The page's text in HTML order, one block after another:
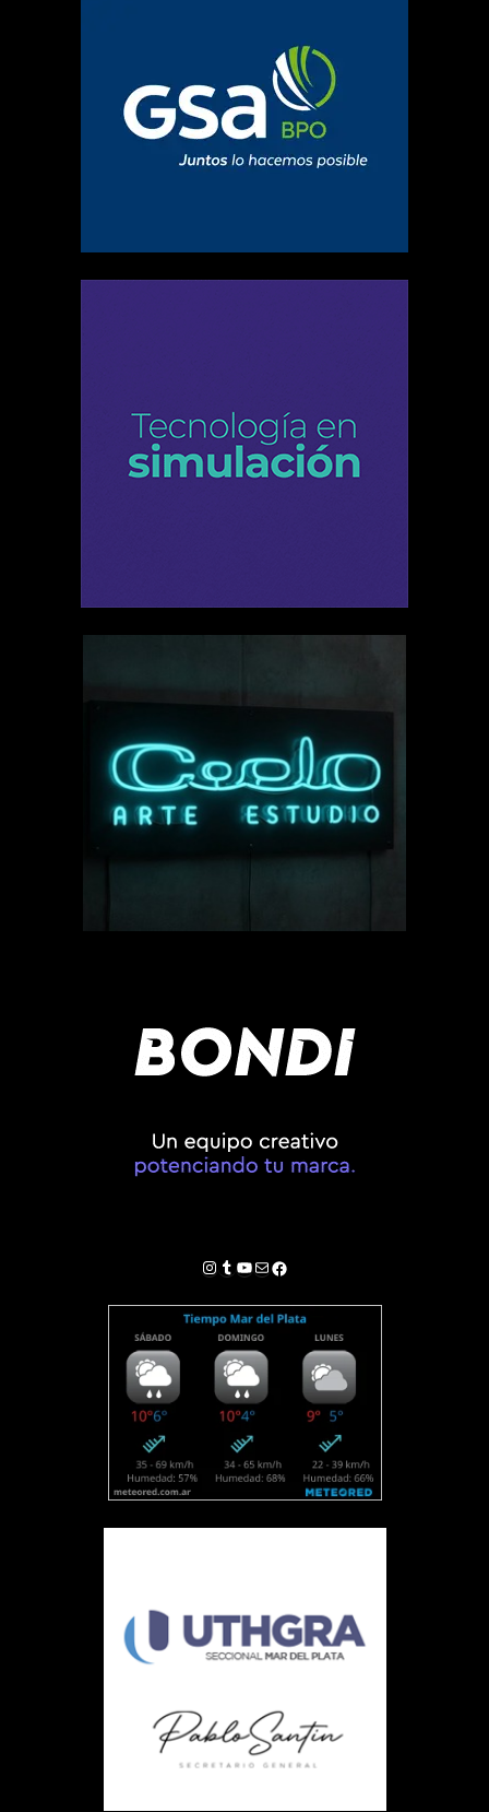
Instagram
Tumblr
YouTube
Correo electrónico
Facebook